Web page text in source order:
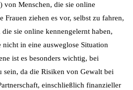
von Menschen, die sie online
Frauen ziehen es vor, selbst zu fahren,
sie online kennengelernt haben,
in eine ausweglose Situation
ist es besonders wichtig, bei
sein, da die Risiken von Gewalt bei
einschließlich finanzieller